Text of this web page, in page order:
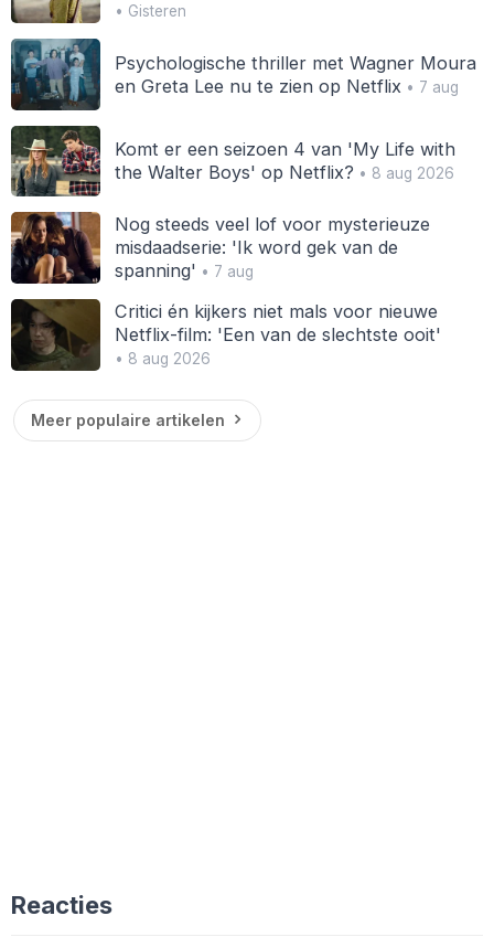
• Gisteren
Psychologische thriller met Wagner Moura
en Greta Lee nu te zien op Netflix • 7 aug
Komt er een seizoen 4 van 'My Life with
the Walter Boys' op Netflix? • 8 aug 2026
Nog steeds veel lof voor mysterieuze
misdaadserie: 'Ik word gek van de
spanning' • 7 aug
Critici én kijkers niet mals voor nieuwe
Netflix-film: 'Een van de slechtste ooit'
• 8 aug 2026
Meer populaire artikelen
Reacties